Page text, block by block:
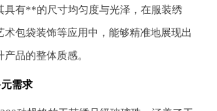
具有**的尺寸均匀度与光泽，在服装绣
术包袋装饰等应用中，能够精准地展现出
品的整体质感。
需求